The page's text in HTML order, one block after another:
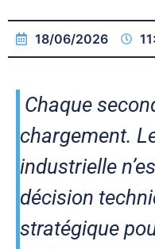
18/06/2026
Chaque
chargement.
industrielle
décision
stratégique